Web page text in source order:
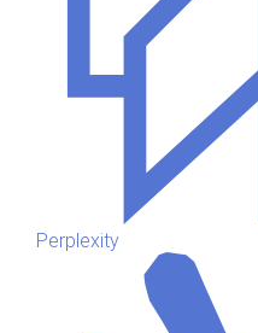
Perplexity